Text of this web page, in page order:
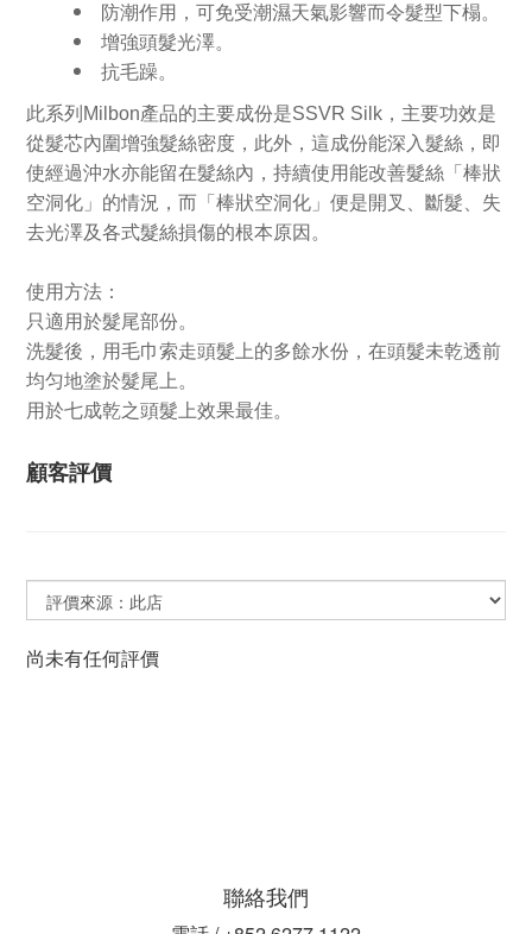
防潮作用，可免受潮濕天氣影響而令髮型下榻。
增強頭髮光澤。
抗毛躁。
此系列Milbon產品的主要成份是SSVR Silk，主要功效是
從髮芯內圍增強髮絲密度，此外，這成份能深入髮絲，即
使經過沖水亦能留在髮絲內，持續使用能改善髮絲「棒狀
空洞化」的情況，而「棒狀空洞化」便是開叉、斷髮、失
去光澤及各式髮絲損傷的根本原因。
使用方法：
只適用於髮尾部份。
洗髮後，用毛巾索走頭髮上的多餘水份，在頭髮未乾透前
均匀地塗於髮尾上。
用於七成乾之頭髮上效果最佳。
顧客評價
尚未有任何評價
聯絡我們